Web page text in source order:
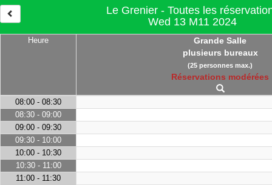
Le Grenier - Toutes les
Wed 13 M11 2024
Heure
Grande Salle
plusieurs bureaux
(25 personnes max.)
Réservations modérées
08:00 - 08:30
08:30 - 09:00
09:00 - 09:30
09:30 - 10:00
10:00 - 10:30
10:30 - 11:00
11:00 - 11:30